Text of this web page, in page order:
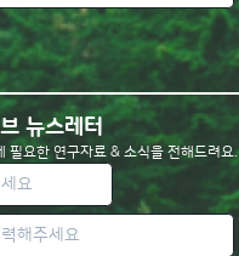
뉴스레터
필요한 연구자료 & 소식을 전해드려요.